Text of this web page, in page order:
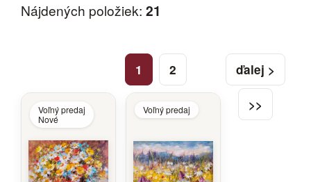
Nájdených položiek: 21
ďalej >
>>
1 2
Voľný predaj
Nové
Voľný predaj